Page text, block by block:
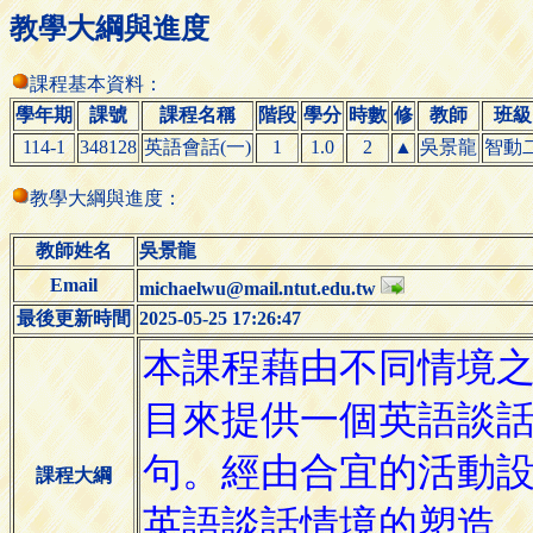
教學大綱與進度
課程基本資料：
學年期
課號 課程名稱 階段 學分 時數 修 教師
班級
114-1
348128 英語會話(一) 1 1.0 2 ▲ 吳景龍 智動
教學大綱與進度：
教師姓名
吳景龍
Email
michaelwu@mail.ntut.edu.tw
最後更新時間 2025-05-25 17:26:47
課程大綱